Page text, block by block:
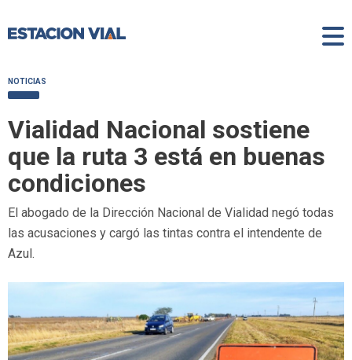
NOTICIAS
Vialidad Nacional sostiene
que la ruta 3 está en buenas
condiciones
El abogado de la Dirección Nacional de Vialidad negó todas
las acusaciones y cargó las tintas contra el intendente de
Azul.